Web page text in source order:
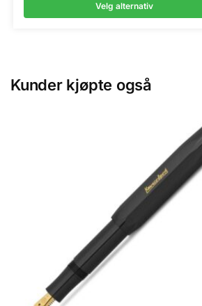
Velg alternativ
Kunder kjøpte også